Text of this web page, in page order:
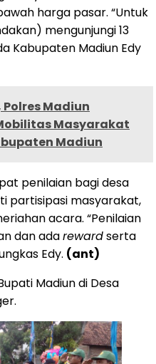
harga pasar. “Untuk
mengunjungi 13
Kabupaten Madiun Edy
Polres Madiun
Masyarakat
Madiun
penilaian bagi desa
partisipasi masyarakat,
acara. “Penilaian
dan adarewardserta
Edy. (ant)
Madiun di Desa